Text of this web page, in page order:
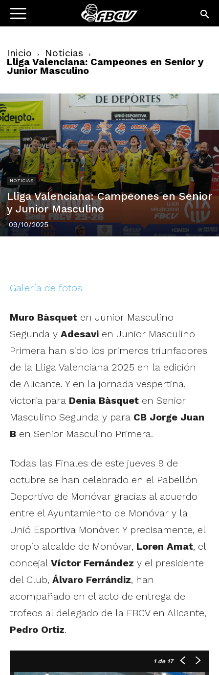
Inicio Noticias
Lliga Valenciana: Campeones en Senior y
Junior Masculino
NOTICIAS
Lliga Valenciana: Campeones en Senior
y Junior Masculino
09/10/2025
Galería de fotos
Muro Bàsquet en Junior Masculino
Segunda y Adesavi en Junior Masculino
Primera han sido los primeros triunfadores
de la Lliga Valenciana 2025 en la edición
de Alicante. Y en la jornada vespertina,
victoria para Denia Bàsquet en Senior
Masculino Segunda y para CB Jorge Juan
B en Senior Masculino Primera.
Todas las Finales de este jueves 9 de
octubre se han celebrado en el Pabellón
Deportivo de Monóvar gracias al acuerdo
entre el Ayuntamiento de Monóvar y la
Unió Esportiva Monòver. Y precisamente, el
propio alcalde de Monóvar, Loren Amat, el
concejal Víctor Fernández y el presidente
del Club, Álvaro Ferrándiz, han
acompañado en el acto de entrega de
trofeos al delegado de la FBCV en Alicante,
Pedro Ortiz.
1de 17